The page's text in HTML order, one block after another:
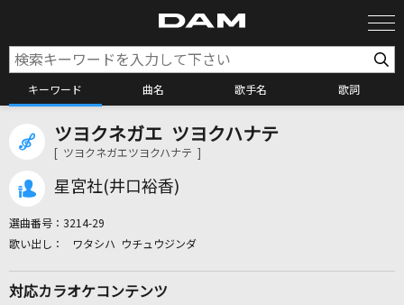
キーワード 曲名 歌手名 歌詞
カラオケ検索
カラオケ店舗検索
ツヨクネガエ ツヨクハナテ
[ ツヨクネガエツヨクハナテ ]
星宮社(井口裕香)
選曲番号： 3214-29
ワタシハ ウチュウジンダ
対応カラオケコンテンツ